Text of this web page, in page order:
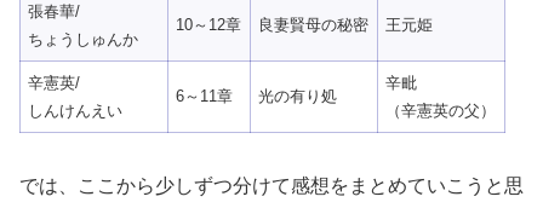
張春華/
ちょうしゅんか
10～12章 良妻賢母の秘密 王元姫
辛憲英/
しんけんえい
6～11章 光の有り処
辛毗
（辛憲英の父）
では、ここから少しずつ分けて感想をまとめていこうと思